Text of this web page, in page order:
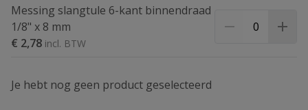
Messing slangtule 6-kant binnendraad
1/8" x 8 mm
€ 2,78
Je hebt nog geen product geselecteerd